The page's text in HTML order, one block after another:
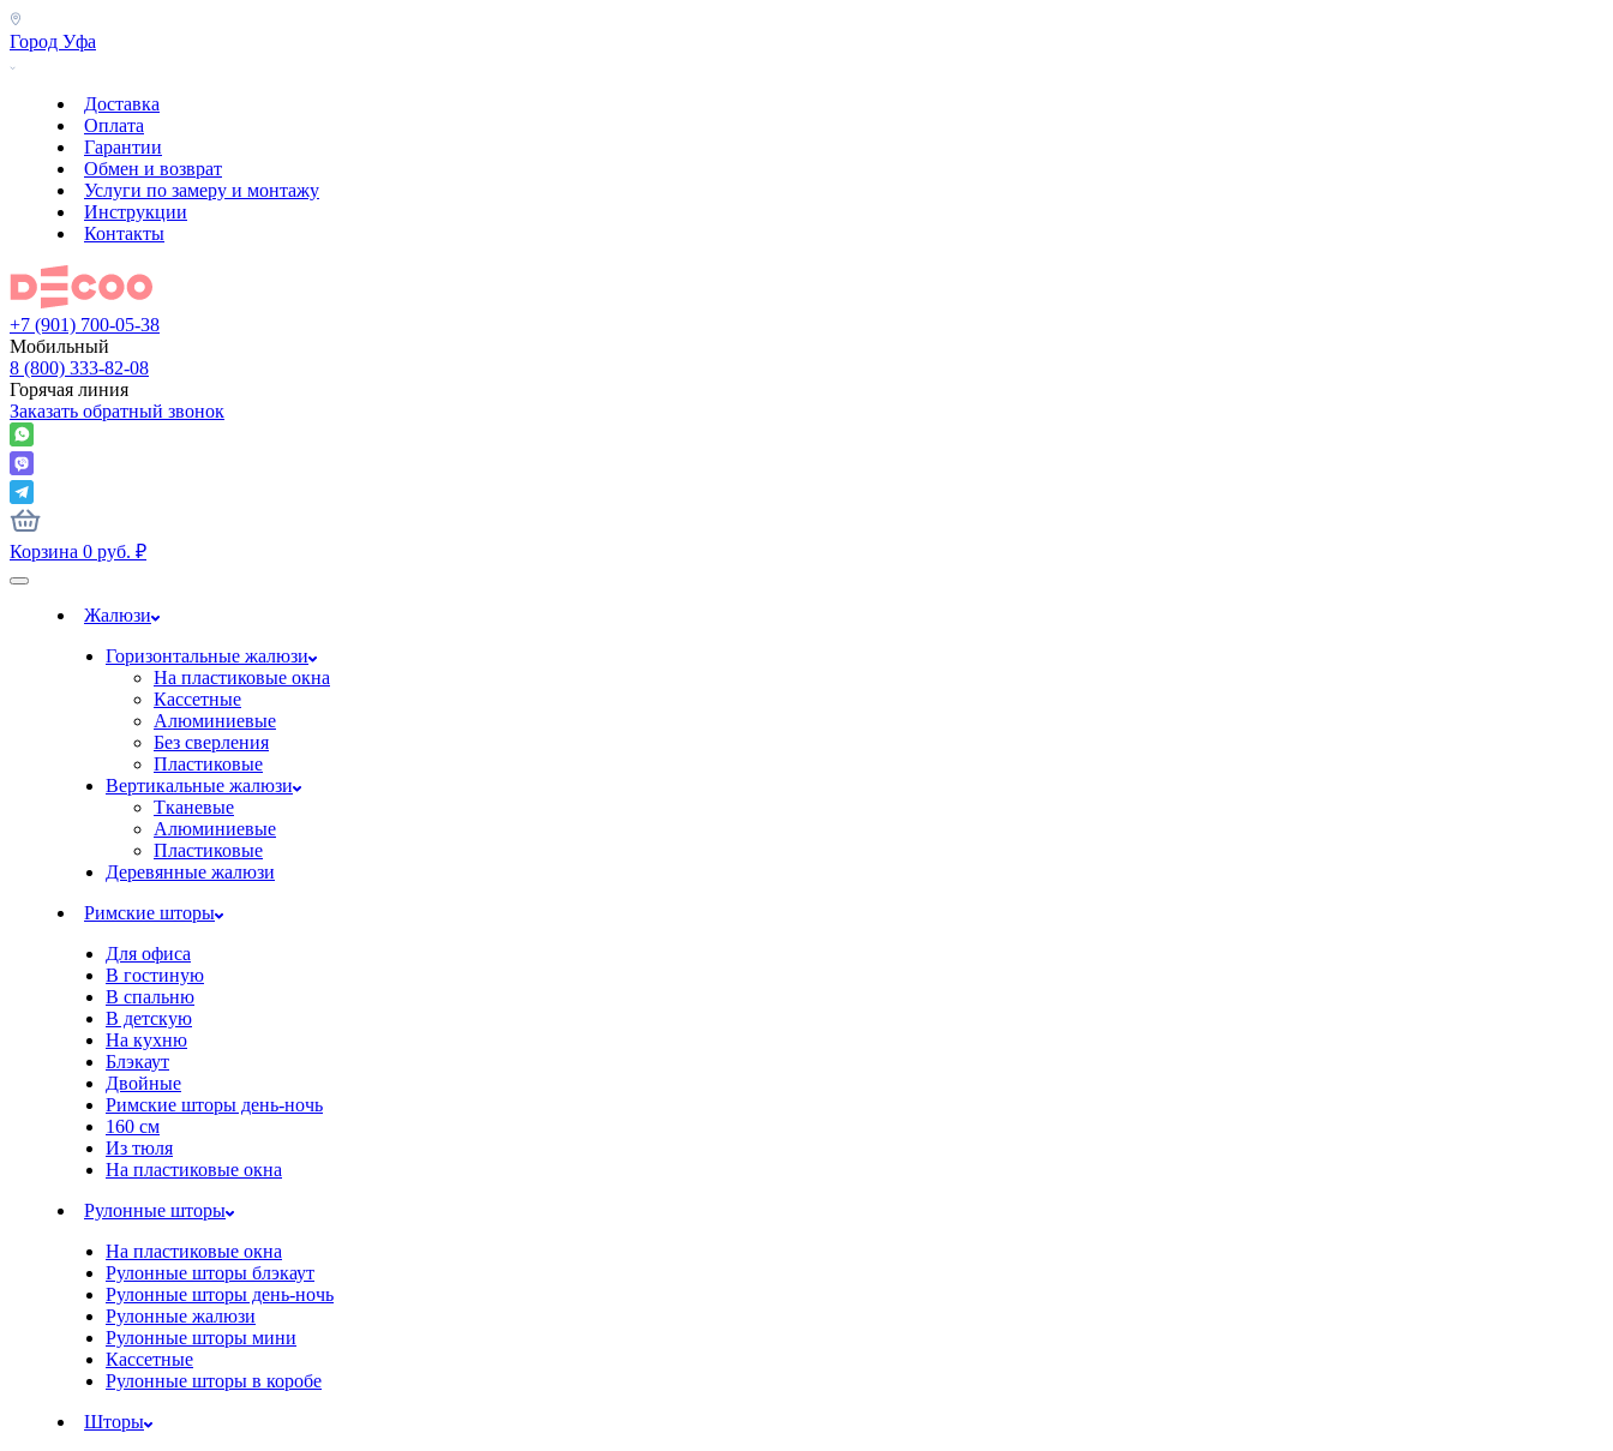
Город Уфа
Доставка
Оплата
Гарантии
Обмен и возврат
Услуги по замеру и монтажу
Инструкции
Контакты
+7 (901) 700-05-38
Мобильный
8 (800) 333-82-08
Горячая линия
Заказать обратный звонок
Корзина 0 руб. ₽
Жалюзи
Горизонтальные жалюзи
На пластиковые окна
Кассетные
Алюминиевые
Без сверления
Пластиковые
Вертикальные жалюзи
Тканевые
Алюминиевые
Пластиковые
Деревянные жалюзи
Римские шторы
Для офиса
В гостиную
В спальню
В детскую
На кухню
Блэкаут
Двойные
Римские шторы день-ночь
160 см
Из тюля
На пластиковые окна
Рулонные шторы
На пластиковые окна
Рулонные шторы блэкаут
Рулонные шторы день-ночь
Рулонные жалюзи
Рулонные шторы мини
Кассетные
Рулонные шторы в коробе
Шторы